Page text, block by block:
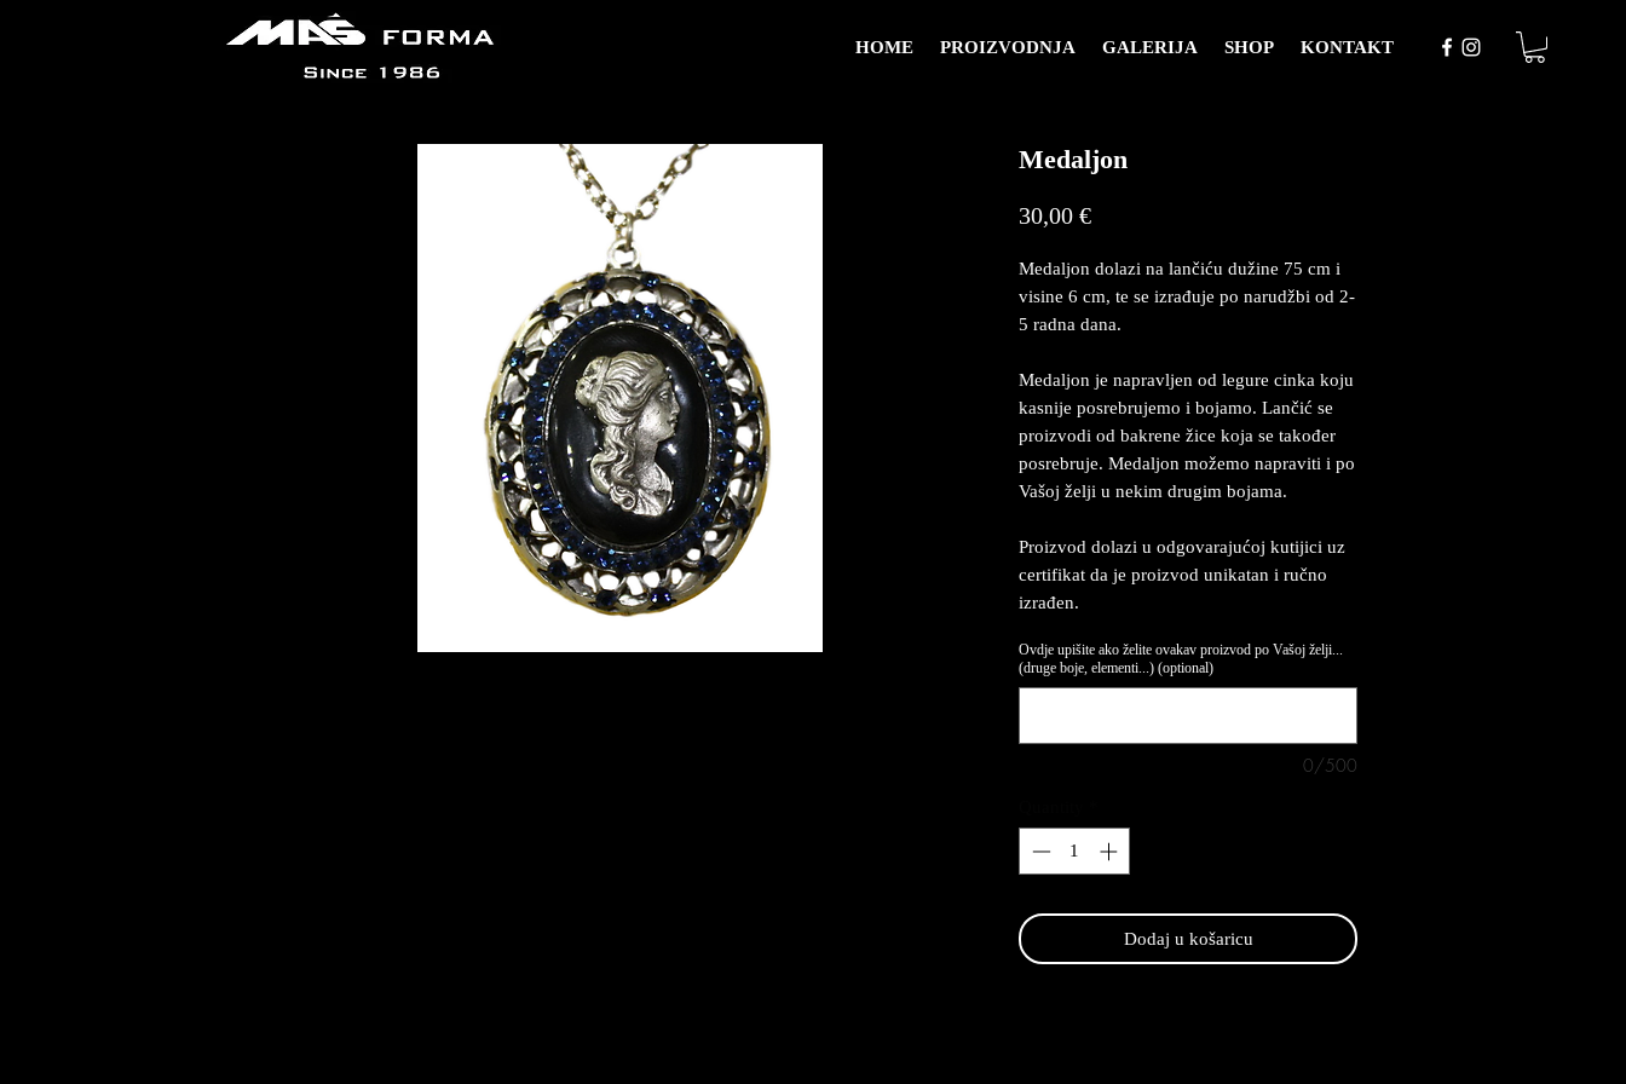
HOME PROIZVODNJA GALERIJA SHOP KONTAKT
Medaljon
30,00 €Price
Medaljon dolazi na lančiću dužine 75 cm i
visine 6 cm, te se izrađuje po narudžbi od 2-
5 radna dana.
Medaljon je napravljen od legure cinka koju
kasnije posrebrujemo i bojamo. Lančić se
proizvodi od bakrene žice koja se također
posrebruje. Medaljon možemo napraviti i po
Vašoj želji u nekim drugim bojama.
Proizvod dolazi u odgovarajućoj kutijici uz
certifikat da je proizvod unikatan i ručno
izrađen.
Ovdje upišite ako želite ovakav proizvod po Vašoj želji...
(druge boje, elementi...) (optional)
0/500
Dodaj u košaricu